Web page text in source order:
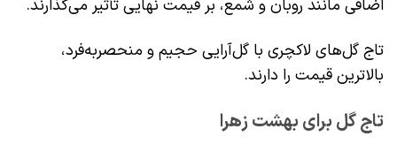
اضافی مانند روبان و شمع، بر قیمت نهایی تأثیر می‌گذارند.
تاج گل‌های لاکچری با گل‌آرایی حجیم و منحصربه‌فرد،
بالاترین قیمت را دارند.
تاج گل برای بهشت زهرا